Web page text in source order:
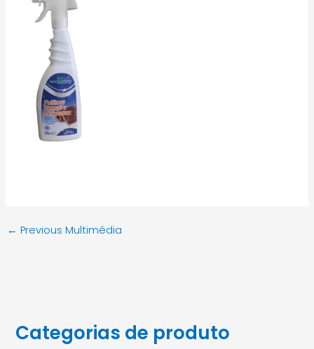
← Previous Multimédia
Categorias de produto